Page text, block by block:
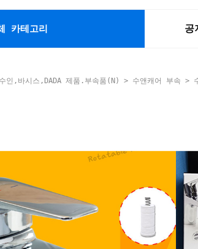
카테고리 공
인,바시스,DADA 제품.부속품(N) > 수앤캐어 부속 >